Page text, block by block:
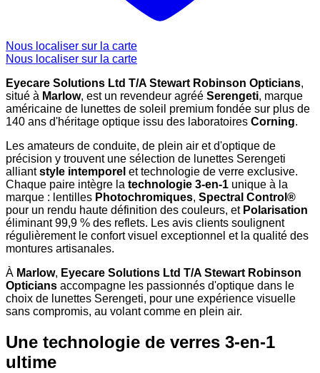
Nous localiser sur la carte
Nous localiser sur la carte
Eyecare Solutions Ltd T/A Stewart Robinson Opticians,
situé à Marlow, est un revendeur agréé Serengeti, marque
américaine de lunettes de soleil premium fondée sur plus de
140 ans d'héritage optique issu des laboratoires Corning.
Les amateurs de conduite, de plein air et d'optique de
précision y trouvent une sélection de lunettes Serengeti
alliantstyle intemporel et technologie de verre exclusive.
Chaque paire intègre la technologie 3-en-1 unique à la
marque : lentilles Photochromiques, Spectral Control®
pour un rendu haute définition des couleurs, et Polarisation
éliminant 99,9 % des reflets. Les avis clients soulignent
régulièrement le confort visuel exceptionnel et la qualité des
montures artisanales.
À Marlow, Eyecare Solutions Ltd T/A Stewart Robinson
Opticians accompagne les passionnés d'optique dans le
choix de lunettes Serengeti, pour une expérience visuelle
sans compromis, au volant comme en plein air.
Une technologie de verres 3-en-1
ultime